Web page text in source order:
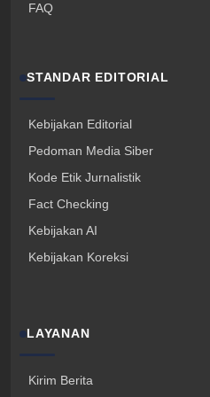
FAQ
STANDAR EDITORIAL
Kebijakan Editorial
Pedoman Media Siber
Kode Etik Jurnalistik
Fact Checking
Kebijakan AI
Kebijakan Koreksi
LAYANAN
Kirim Berita